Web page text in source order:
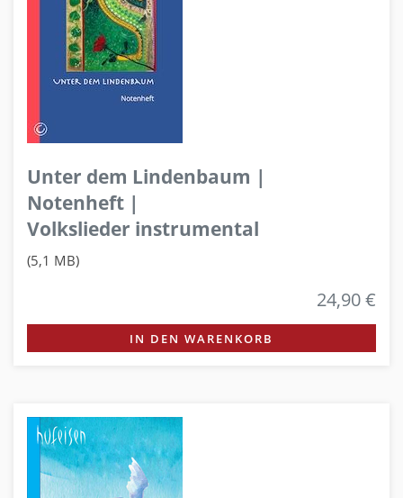
Unter dem Lindenbaum |
Notenheft |
Volkslieder instrumental
(5,1 MB)
24,90 €
IN DEN WARENKORB